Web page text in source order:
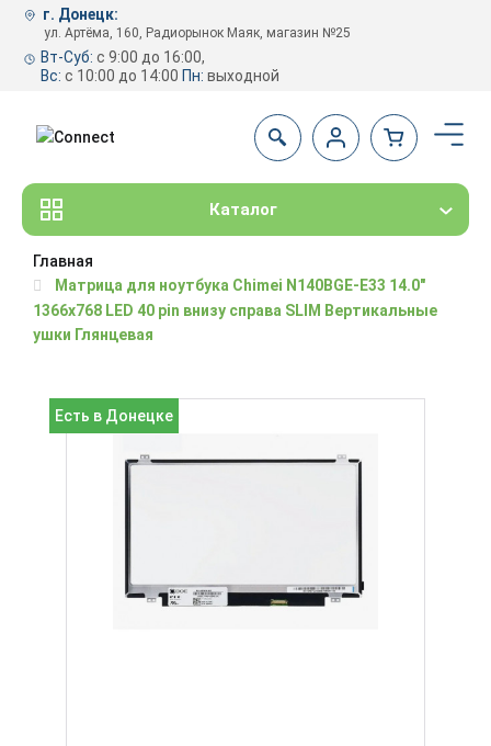
г. Донецк:
ул. Артёма, 160, Радиорынок Маяк, магазин №25
Вт-Суб: с 9:00 до 16:00,
Вс: с 10:00 до 14:00 Пн: выходной
Каталог
Главная
Матрица для ноутбука Chimei N140BGE-E33 14.0"
1366x768 LED 40 pin внизу справа SLIM Вертикальные
ушки Глянцевая
Есть в Донецке